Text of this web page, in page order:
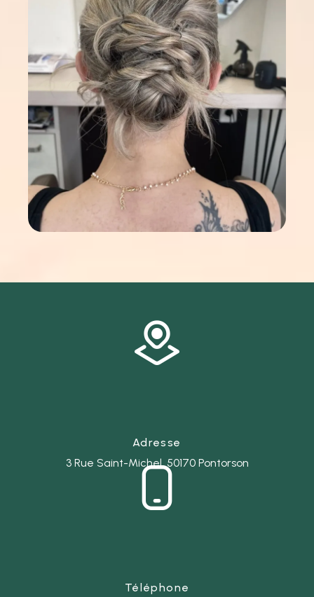
Adresse
3 Rue Saint-Michel, 50170 Pontorson
Téléphone